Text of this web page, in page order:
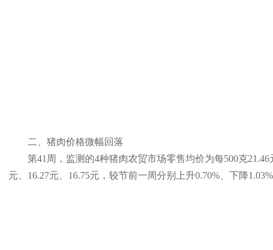
二、猪肉价格微幅回落
第41周，监测的4种猪肉农贸市场零售均价为每500克21.46
元、16.27元、16.75元，较节前一周分别上升0.70%、下降